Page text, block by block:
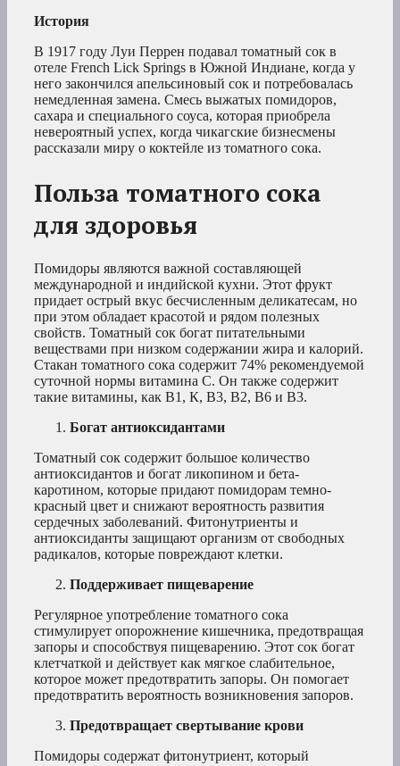
История
В 1917 году Луи Перрен подавал томатный сок в
отеле French Lick Springs в Южной Индиане, когда у
него закончился апельсиновый сок и потребовалась
немедленная замена. Смесь выжатых помидоров,
сахара и специального соуса, которая приобрела
невероятный успех, когда чикагские бизнесмены
рассказали миру о коктейле из томатного сока.
Польза томатного сока
для здоровья
Помидоры являются важной составляющей
международной и индийской кухни. Этот фрукт
придает острый вкус бесчисленным деликатесам, но
при этом обладает красотой и рядом полезных
свойств. Томатный сок богат питательными
веществами при низком содержании жира и калорий.
Стакан томатного сока содержит 74% рекомендуемой
суточной нормы витамина С. Он также содержит
такие витамины, как В1, К, В3, В2, В6 и В3.
Богат антиоксидантами
Томатный сок содержит большое количество
антиоксидантов и богат ликопином и бета-
каротином, которые придают помидорам темно-
красный цвет и снижают вероятность развития
сердечных заболеваний. Фитонутриенты и
антиоксиданты защищают организм от свободных
радикалов, которые повреждают клетки.
Поддерживает пищеварение
Регулярное употребление томатного сока
стимулирует опорожнение кишечника, предотвращая
запоры и способствуя пищеварению. Этот сок богат
клетчаткой и действует как мягкое слабительное,
которое может предотвратить запоры. Он помогает
предотвратить вероятность возникновения запоров.
Предотвращает свертывание крови
Помидоры содержат фитонутриент, который